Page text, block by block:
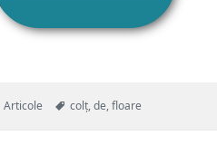
Categorii
Articole Etichete
colț,de,floare